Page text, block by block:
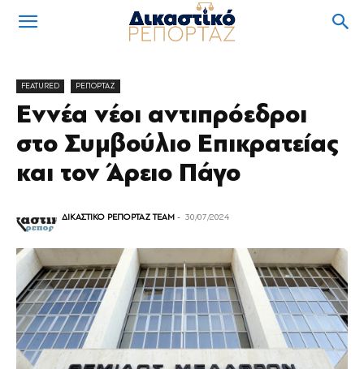
FEATURED ΡΕΠΟΡΤΑΖ
Εννέα νέοι αντιπρόεδροι
στο Συμβούλιο Επικρατείας
και τον Άρειο Πάγο
ΔΙΚΑΣΤΙΚΟ ΡΕΠΟΡΤΑΖ TEAM - 30/07/2024